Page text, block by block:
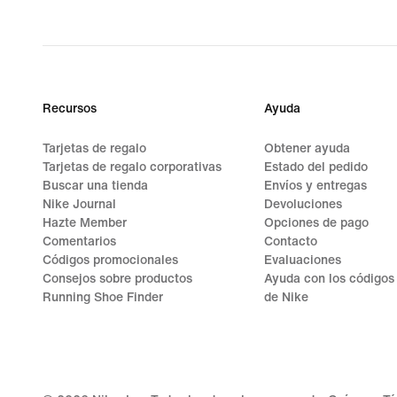
139,99 €
Recursos
Tarjetas de regalo
Tarjetas de regalo corporativas
Buscar una tienda
Nike Journal
Hazte Member
Comentarios
Códigos promocionales
Consejos sobre productos
Running Shoe Finder
Ayuda
Obtener ayuda
Estado del pedido
Envíos y entregas
Devoluciones
Opciones de pago
Contacto
Evaluaciones
Ayuda con los
de Nike